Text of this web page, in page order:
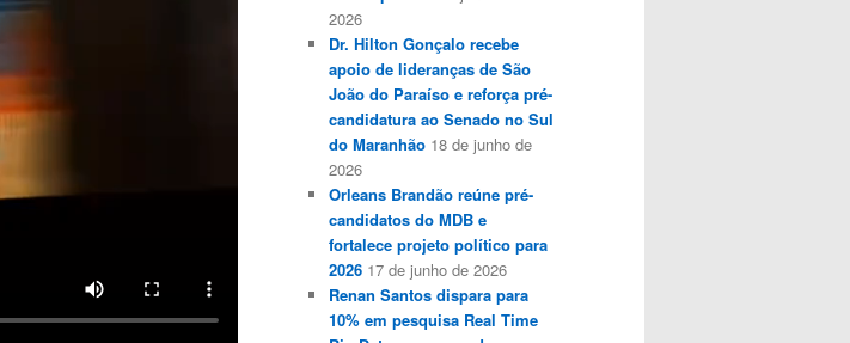
2026
Dr. Hilton Gonçalo recebe
apoio de lideranças de São
João do Paraíso e reforça pré-
candidatura ao Senado no Sul
do Maranhão 18 de junho de
2026
Orleans Brandão reúne pré-
candidatos do MDB e
fortalece projeto político para
2026 17 de junho de 2026
Renan Santos dispara para
10% em pesquisa Real Time